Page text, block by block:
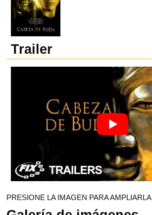
Trailer
PRESIONE LA IMAGEN PARA AMPLIARLA